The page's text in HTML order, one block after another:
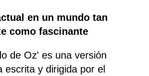
en un mundo tan
como fascinante
de Oz' es una versión
escrita y dirigida por el